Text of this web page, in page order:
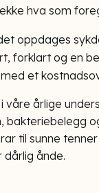
hva som
oppdages
forklart og en
et
våre årlige
bakteriebelegg
til sunne
ånde.